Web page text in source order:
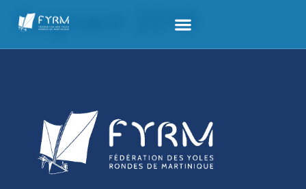
Gagnant 2019